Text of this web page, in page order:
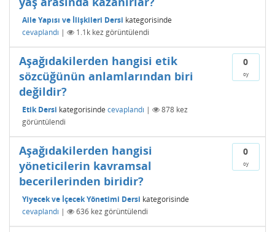
Aile Yapısı ve İlişkileri Dersi kategorisinde
cevaplandı | 1.1k kez görüntülendi
0
oy
Aşağıdakilerden hangisi etik
sözcüğünün anlamlarından biri
değildir?
Etik Dersi kategorisinde cevaplandı | 878 kez
görüntülendi
0
oy
Aşağıdakilerden hangisi
yöneticilerin kavramsal
becerilerinden biridir?
Yiyecek ve İçecek Yönetimi Dersi kategorisinde
cevaplandı | 636 kez görüntülendi